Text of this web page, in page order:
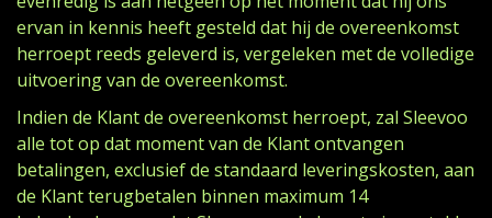
ervan in kennis heeft gesteld dat hij de overeenkomst
herroept reeds geleverd is, vergeleken met de volledige
uitvoering van de overeenkomst.
Indien de Klant de overeenkomst herroept, zal Sleevoo
alle tot op dat moment van de Klant ontvangen
betalingen, exclusief de standaard leveringskosten, aan
de Klant terugbetalen binnen maximum 14